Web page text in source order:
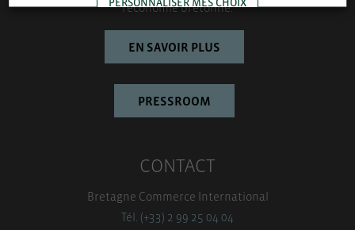
l’économie bretonne.
EN SAVOIR PLUS
PRESSROOM
CONTACT
Bretagne Commerce International
Tél. (+33) 2 99 25 04 04
TOUT ACCEPTER